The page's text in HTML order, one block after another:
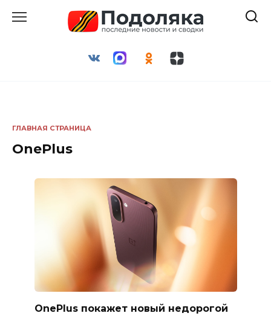
ГЛАВНАЯ СТРАНИЦА
OnePlus
OnePlus покажет новый недорогой